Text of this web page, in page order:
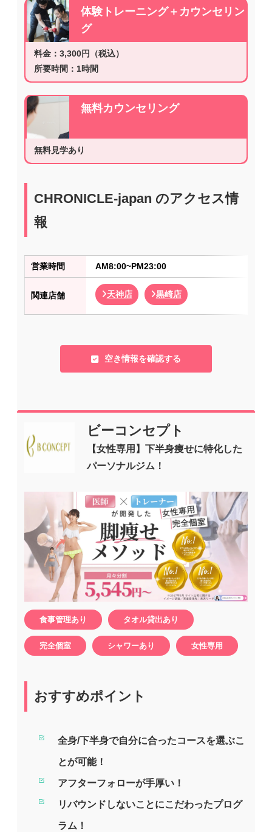
体験トレーニング＋カウンセリン
グ
料金：3,300円（税込）
所要時間：1時間
無料カウンセリング
無料見学あり
CHRONICLE-japan のアクセス情
報
営業時間 AM8:00~PM23:00
関連店舗 天神店 黒崎店
空き情報を確認する
ビーコンセプト
【女性専用】下半身痩せに特化した
パーソナルジム！
食事管理あり タオル貸出あり
完全個室 シャワーあり 女性専用
おすすめポイント
全身/下半身で自分に合ったコースを選ぶこ
とが可能！
アフターフォローが手厚い！
リバウンドしないことにこだわったプログ
ラム！